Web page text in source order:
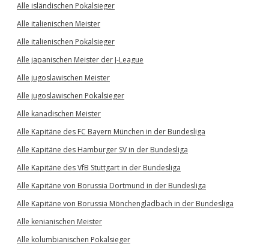
Alle isländischen Pokalsieger
Alle italienischen Meister
Alle italienischen Pokalsieger
Alle japanischen Meister der J-League
Alle jugoslawischen Meister
Alle jugoslawischen Pokalsieger
Alle kanadischen Meister
Alle Kapitäne des FC Bayern München in der Bundesliga
Alle Kapitäne des Hamburger SV in der Bundesliga
Alle Kapitäne des VfB Stuttgart in der Bundesliga
Alle Kapitäne von Borussia Dortmund in der Bundesliga
Alle Kapitäne von Borussia Mönchengladbach in der Bundesliga
Alle kenianischen Meister
Alle kolumbianischen Pokalsieger